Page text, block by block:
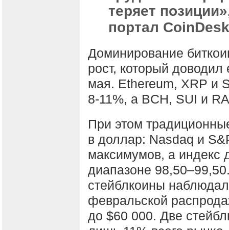
теряет
портал
Доминирование
рост, который
мая. Ethereum, XRP и
8-11%, а BCH, SUI и
При этом
в доллар: Nasdaq и
максимумов, а индекс
диапазоне
стейблкоины
февральской
до $60 000. Две